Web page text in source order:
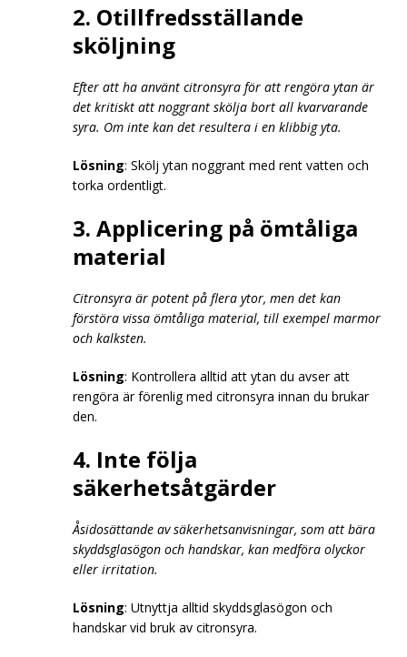
2. Otillfredsställande
sköljning
Efter att ha använt citronsyra för att rengöra ytan är
det kritiskt att noggrant skölja bort all kvarvarande
syra. Om inte kan det resultera i en klibbig yta.
Lösning: Skölj ytan noggrant med rent vatten och
torka ordentligt.
3. Applicering på ömtåliga
material
Citronsyra är potent på flera ytor, men det kan
förstöra vissa ömtåliga material, till exempel marmor
och kalksten.
Lösning: Kontrollera alltid att ytan du avser att
rengöra är förenlig med citronsyra innan du brukar
den.
4. Inte följa
säkerhetsåtgärder
Åsidosättande av säkerhetsanvisningar, som att bära
skyddsglasögon och handskar, kan medföra olyckor
eller irritation.
Lösning: Utnyttja alltid skyddsglasögon och
handskar vid bruk av citronsyra.